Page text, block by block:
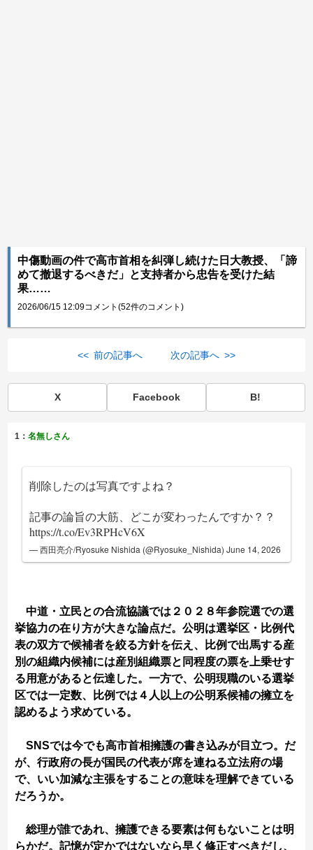
中傷動画の件で高市首相を糾弾し続けた日大教授、「諦
めて撤退するべきだ」と支持者から忠告を受けた結
果……
2026/06/15 12:09コメント(52件のコメント)
<< 前の記事へ 次の記事へ >>
X Facebook B!
1：名無しさん
削除したのは写真ですよね？
記事の論旨の大筋、どこが変わったんですか？？
https://t.co/Ev3RPHcV6X
— 西田亮介/Ryosuke Nishida (@Ryosuke_Nishida)June 14, 2026
中道・立民との合流協議では２０２８年参院選での選
挙協力の在り方が大きな論点だ。公明は選挙区・比例代
表の双方で候補者を絞る方針を伝え、比例で出馬する産
別の組織内候補には産別組織票と同程度の票を上乗せす
る用意があると伝達した。一方で、公明現職のいる選挙
区では一定数、比例では４人以上の公明系候補の擁立を
認めるよう求めている。
SNSでは今でも高市首相擁護の書き込みが目立つ。だ
が、行政府の長が国民の代表が席を連ねる立法府の場
で、いい加減な主張をすることの意味を理解できている
だろうか。
総理が誰であれ、擁護できる要素は何もないことは明
らかだ。記憶が定かではないなら早く修正すべきだし、